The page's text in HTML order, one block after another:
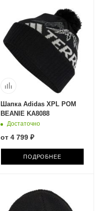
Шапка Adidas XPL POM
BEANIE KA8088
Достаточно
от 4 799 ₽
ПОДРОБНЕЕ